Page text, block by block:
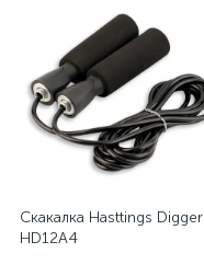
Скакалка Hasttings Digger
HD12A4